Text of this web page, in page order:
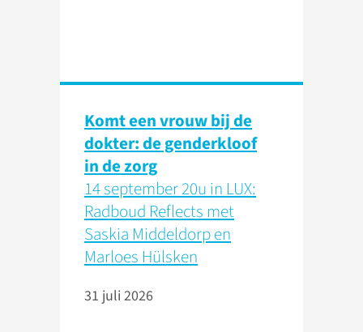
Komt een vrouw bij de
dokter: de genderkloof
in de zorg
14 september 20u in LUX:
Radboud Reflects met
Saskia Middeldorp en
Marloes Hülsken
31 juli 2026